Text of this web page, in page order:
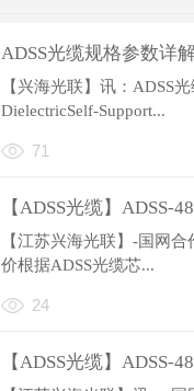
ADSS光缆规格参数详
【兴海光联】讯：ADSS
DielectricSelf-Support...
71
【江苏兴海光联】-国网
价根据ADSS光缆芯...
24